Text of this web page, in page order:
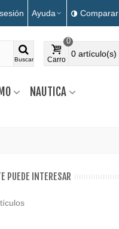
Ayuda Comparar
Buscar Carro
0
0 artículo(s)
NAUTICA
PUEDE INTERESAR